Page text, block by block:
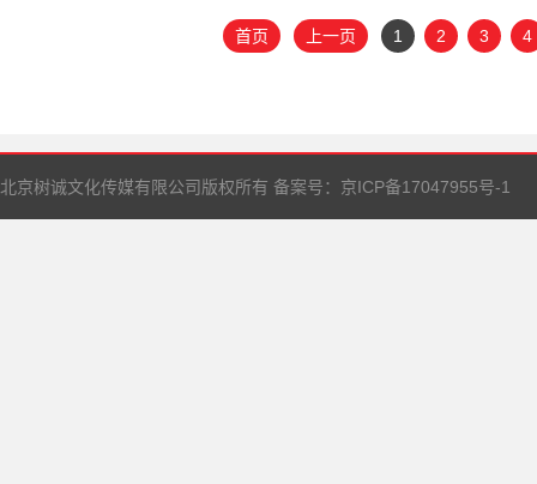
首页 上一页 1 2 3 4
北京树诚文化传媒有限公司版权所有 备案号： 京ICP备17047955号-1